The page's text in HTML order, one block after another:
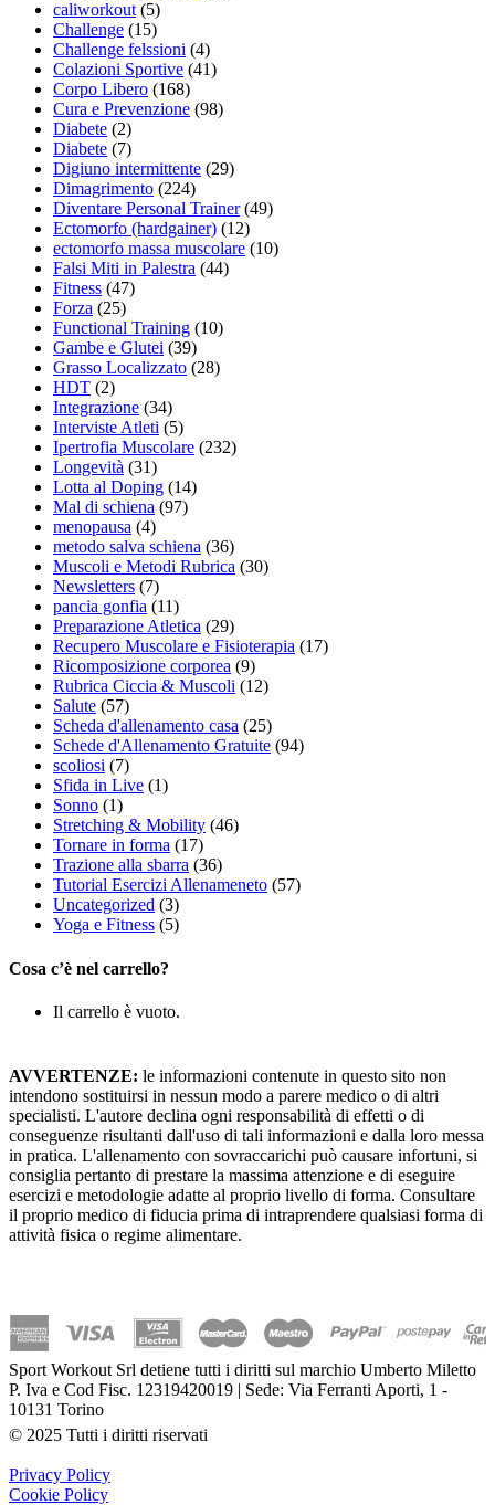
caliworkout(5)
Challenge (15)
Challenge felssioni (4)
Colazioni Sportive (41)
Corpo Libero (168)
Cura e Prevenzione (98)
Diabete (2)
Diabete (7)
Digiuno intermittente (29)
Dimagrimento (224)
Diventare Personal Trainer(49)
Ectomorfo (hardgainer) (12)
ectomorfo massa muscolare (10)
Falsi Miti in Palestra (44)
Fitness (47)
Forza (25)
Functional Training (10)
Gambe e Glutei (39)
Grasso Localizzato (28)
HDT (2)
Integrazione (34)
Interviste Atleti (5)
Ipertrofia Muscolare (232)
Longevità (31)
Lotta al Doping (14)
Mal di schiena (97)
menopausa (4)
metodo salva schiena (36)
Muscoli e Metodi Rubrica (30)
Newsletters (7)
pancia gonfia (11)
Preparazione Atletica (29)
Recupero Muscolare e Fisioterapia (17)
Ricomposizione corporea (9)
Rubrica Ciccia & Muscoli (12)
Salute (57)
Scheda d'allenamento casa (25)
Schede d'Allenamento Gratuite (94)
scoliosi (7)
Sfida in Live (1)
Sonno (1)
Stretching & Mobility (46)
Tornare in forma (17)
Trazione alla sbarra (36)
Tutorial Esercizi Allenameneto (57)
Uncategorized (3)
Yoga e Fitness (5)
Cosa c’è nel carrello?
Il carrello è vuoto.
AVVERTENZE: le informazioni contenute in questo sito non
intendono sostituirsi in nessun modo a parere medico o di altri
specialisti. L'autore declina ogni responsabilità di effetti o di
conseguenze risultanti dall'uso di tali informazioni e dalla loro messa
in pratica. L'allenamento con sovraccarichi può causare infortuni, si
consiglia pertanto di prestare la massima attenzione e di eseguire
esercizi e metodologie adatte al proprio livello di forma. Consultare
il proprio medico di fiducia prima di intraprendere qualsiasi forma di
attività fisica o regime alimentare.
Sport Workout Srl detiene tutti i diritti sul marchio Umberto Miletto
P. Iva e Cod Fisc. 12319420019 | Sede: Via Ferranti Aporti, 1 -
10131 Torino
© 2025 Tutti i diritti riservati
Privacy Policy
Cookie Policy